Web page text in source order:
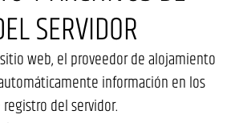
SERVIDOR
web, el proveedor de alojamiento
información en los
del servidor.